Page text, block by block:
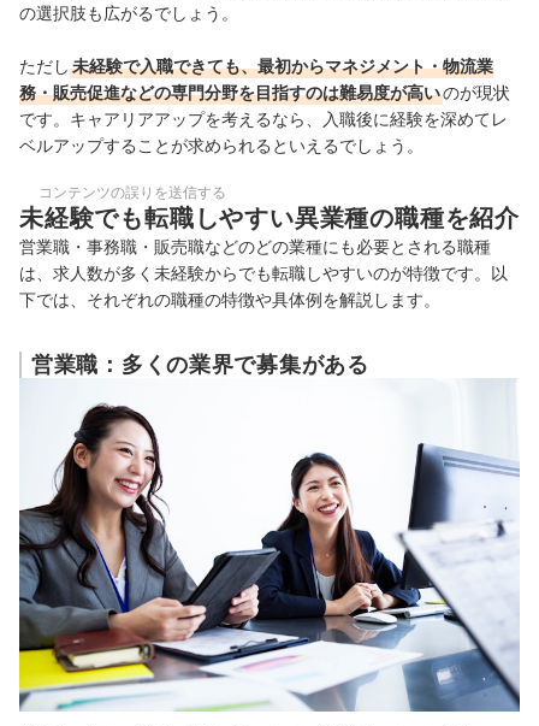
の選択肢も広がるでしょう。
ただし 未経験で入職できても、最初からマネジメント・物流業
務・販売促進などの専門分野を目指すのは難易度が高いのが現状
です。キャアリアアップを考えるなら、入職後に経験を深めてレ
ベルアップすることが求められるといえるでしょう。
コンテンツの誤りを送信する
未経験でも転職しやすい異業種の職種を紹介
営業職・事務職・販売職などのどの業種にも必要とされる職種
は、求人数が多く未経験からでも転職しやすいのが特徴です。以
下では、それぞれの職種の特徴や具体例を解説します。
営業職：多くの業界で募集がある